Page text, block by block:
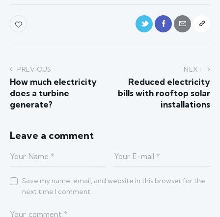
PREVIOUS
How much electricity
does a turbine
generate?
NEXT
Reduced electricity
bills with rooftop solar
installations
Leave a comment
Save my name, email, and website in this browser for the
next time I comment.